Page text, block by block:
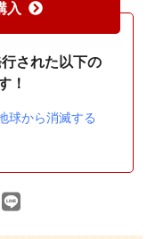
入
された以下の
！
球から消滅する